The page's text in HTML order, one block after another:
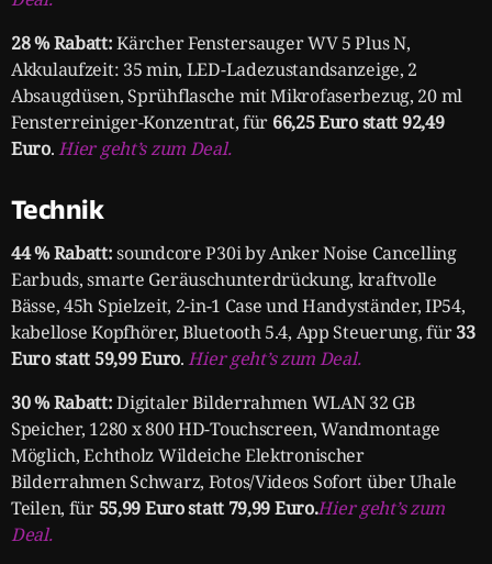
28 % Rabatt:Kärcher Fenstersauger WV 5 Plus N,
Akkulaufzeit: 35 min, LED-Ladezustandsanzeige, 2
Absaugdüsen, Sprühflasche mit Mikrofaserbezug, 20 ml
Fensterreiniger-Konzentrat, für 66,25 Euro statt 92,49
Euro.Hier geht’s zum Deal.
Technik
44 % Rabatt:soundcore P30i by Anker Noise Cancelling
Earbuds, smarte Geräuschunterdrückung, kraftvolle
Bässe, 45h Spielzeit, 2-in-1 Case und Handyständer, IP54,
kabellose Kopfhörer, Bluetooth 5.4, App Steuerung, für33
Euro statt 59,99 Euro.Hier geht’s zum Deal.
30 % Rabatt:Digitaler Bilderrahmen WLAN 32 GB
Speicher, 1280 x 800 HD-Touchscreen, Wandmontage
Möglich, Echtholz Wildeiche Elektronischer
Bilderrahmen Schwarz, Fotos/Videos Sofort über Uhale
Teilen, für 55,99 Euro statt 79,99 Euro.Hier geht’s zum
Deal.